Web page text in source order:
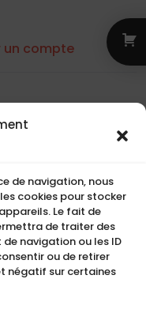
de navigation, nous
cookies pour stocker
Le fait de
de traiter des
navigation ou les ID
ou de retirer
négatif sur certaines
un compte